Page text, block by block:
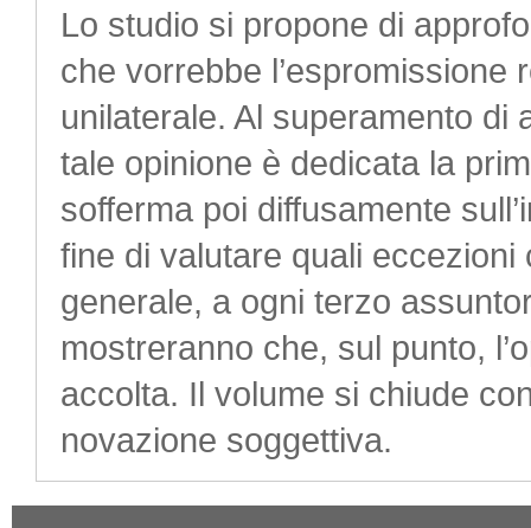
Lo studio si propone di
che vorrebbe
unilaterale. Al superamento di
tale opinione è dedicata la
sofferma poi diffusamente
fine di valutare quali eccezioni
generale, a ogni terzo
mostreranno che, sul punto,
accolta. Il volume si chiude
novazione soggettiva.